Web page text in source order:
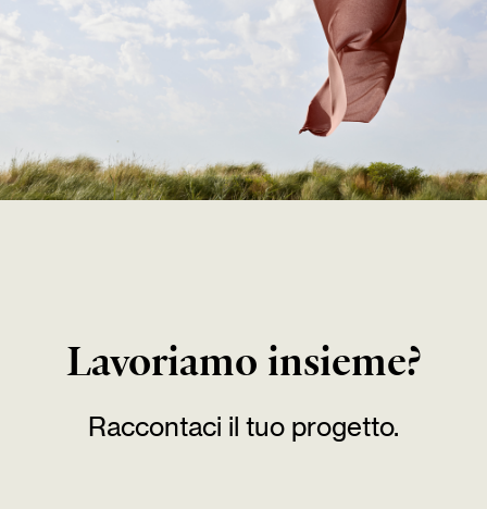
Lavoriamo insieme?
Raccontaci il tuo progetto.